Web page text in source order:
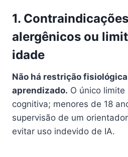
1.
alergênicos ou
idade
Não há restrição
aprendizado. O único
cognitiva; menores de 18
supervisão de um
evitar uso indevido de IA.